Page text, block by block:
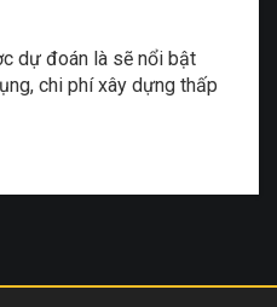
dự đoán là sẽ nổi bật
chi phí xây dựng thấp